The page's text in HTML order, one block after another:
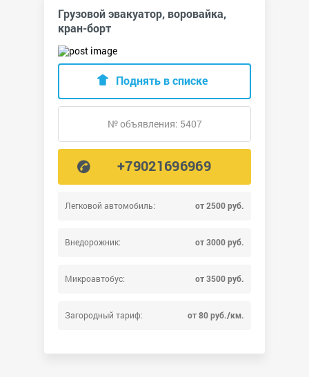
Грузовой эвакуатор, воровайка,
кран-борт
Легковой автомобиль: от 2500 руб.
Внедорожник: от 3000 руб.
Микроавтобус: от 3500 руб.
Загородный тариф: от 80 руб./км.
Поднять в списке
№ объявления: 5407
+79021696969